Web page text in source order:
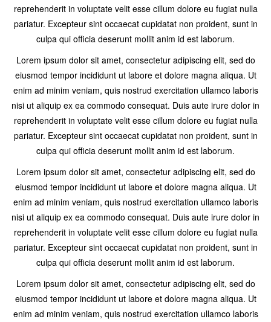
reprehenderit in voluptate velit esse cillum dolore eu fugiat nulla
pariatur. Excepteur sint occaecat cupidatat non proident, sunt in
culpa qui officia deserunt mollit anim id est laborum.
Lorem ipsum dolor sit amet, consectetur adipiscing elit, sed do
eiusmod tempor incididunt ut labore et dolore magna aliqua. Ut
enim ad minim veniam, quis nostrud exercitation ullamco laboris
nisi ut aliquip ex ea commodo consequat. Duis aute irure dolor in
reprehenderit in voluptate velit esse cillum dolore eu fugiat nulla
pariatur. Excepteur sint occaecat cupidatat non proident, sunt in
culpa qui officia deserunt mollit anim id est laborum.
Lorem ipsum dolor sit amet, consectetur adipiscing elit, sed do
eiusmod tempor incididunt ut labore et dolore magna aliqua. Ut
enim ad minim veniam, quis nostrud exercitation ullamco laboris
nisi ut aliquip ex ea commodo consequat. Duis aute irure dolor in
reprehenderit in voluptate velit esse cillum dolore eu fugiat nulla
pariatur. Excepteur sint occaecat cupidatat non proident, sunt in
culpa qui officia deserunt mollit anim id est laborum.
Lorem ipsum dolor sit amet, consectetur adipiscing elit, sed do
eiusmod tempor incididunt ut labore et dolore magna aliqua. Ut
enim ad minim veniam, quis nostrud exercitation ullamco laboris